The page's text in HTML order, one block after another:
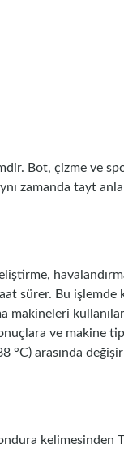
Bot, çizme ve
zamanda tayt
sürer. Bu işlemde
makineleri
ve makine
°C) arasında
kelimesinden